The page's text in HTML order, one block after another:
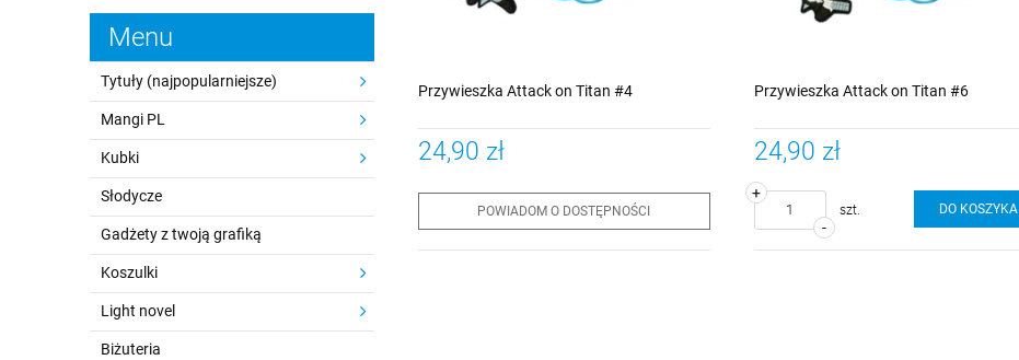
Menu
Tytuły (najpopularniejsze)
Mangi PL
Kubki
Słodycze
Gadżety z twoją grafiką
Koszulki
Light novel
Biżuteria
Przywieszka Attack on Titan #4
24,90 zł
POWIADOM O DOSTĘPNOŚCI
Przywieszka Attack on Titan #6
24,90 zł
-
+
szt. DO KOSZYKA